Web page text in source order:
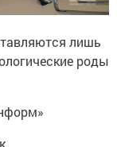
лишь
роды